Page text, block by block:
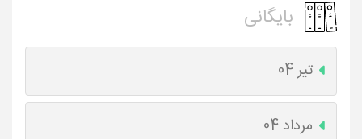
بایگانی
تیر 04
مرداد 04